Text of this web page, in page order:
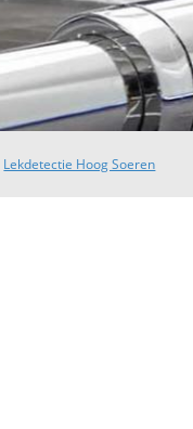
Lekdetectie Hoog Soeren